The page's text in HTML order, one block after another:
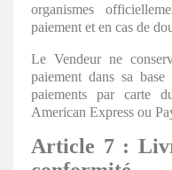
organismes
paiement et en cas de
Le Vendeur ne
paiement dans sa
paiements par carte
American Express ou
Article 7 :